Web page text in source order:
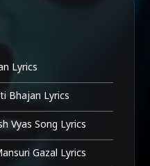
Lyrics
Bhajan Lyrics
Vyas Song Lyrics
Gazal Lyrics